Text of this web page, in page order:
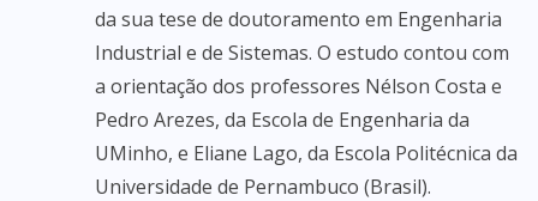
da sua tese de doutoramento em Engenharia
Industrial e de Sistemas. O estudo contou com
a orientação dos professores Nélson Costa e
Pedro Arezes, da Escola de Engenharia da
UMinho, e Eliane Lago, da Escola Politécnica da
Universidade de Pernambuco (Brasil).